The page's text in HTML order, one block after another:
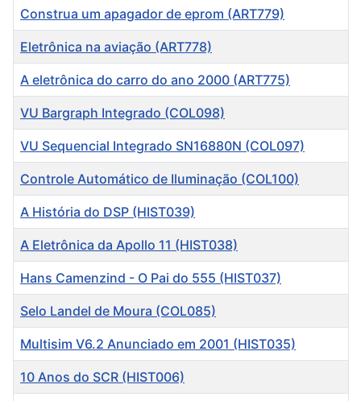
Construa um apagador de eprom (ART779)
Eletrônica na aviação (ART778)
A eletrônica do carro do ano 2000 (ART775)
VU Bargraph Integrado (COL098)
VU Sequencial Integrado SN16880N (COL097)
Controle Automático de Iluminação (COL100)
A História do DSP (HIST039)
A Eletrônica da Apollo 11 (HIST038)
Hans Camenzind - O Pai do 555 (HIST037)
Selo Landel de Moura (COL085)
Multisim V6.2 Anunciado em 2001 (HIST035)
10 Anos do SCR (HIST006)